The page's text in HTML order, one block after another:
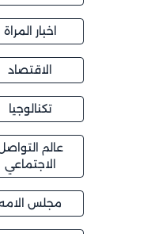
اخبار المراة
الاقتصاد
تكنالوجيا
عالم
الاجتماعي
مجلس